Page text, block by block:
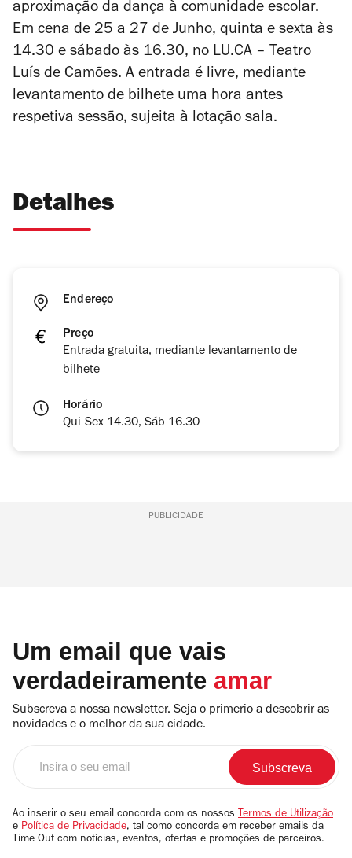
aproximação da dança à comunidade escolar.
Em cena de 25 a 27 de Junho, quinta e sexta às
14.30 e sábado às 16.30, no LU.CA – Teatro
Luís de Camões. A entrada é livre, mediante
levantamento de bilhete uma hora antes
respetiva sessão, sujeita à lotação sala.
Detalhes
Endereço
Preço
Entrada gratuita, mediante levantamento de
bilhete
Horário
Qui-Sex 14.30, Sáb 16.30
PUBLICIDADE
Um email que vais
verdadeiramente amar
Subscreva a nossa newsletter. Seja o primerio a descobrir as
novidades e o melhor da sua cidade.
email
Ao inserir o seu email concorda com os nossos Termos de Utilização
e Política de Privacidade, tal como concorda em receber emails da
Time Out com notícias, eventos, ofertas e promoções de parceiros.